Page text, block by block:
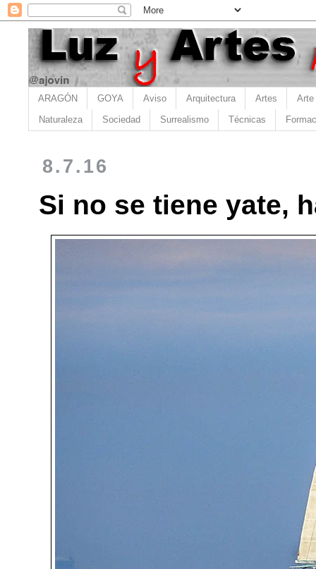
ARAGÓN GOYA Aviso Arquitectura Artes Arte
Naturaleza Sociedad Surrealismo Técnicas
8.7.16
Si no se tiene yate,